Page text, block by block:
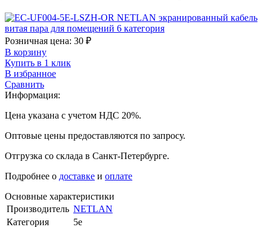
Розничная цена: 30 ₽
В корзину
Купить в 1 клик
В избранное
Сравнить
Информация:
Цена указана с учетом НДС 20%.
Оптовые цены предоставляются по запросу.
Отгрузка со склада в Санкт-Петербурге.
Подробнее о доставке и оплате
Основные характеристики
Производитель NETLAN
Категория
5e